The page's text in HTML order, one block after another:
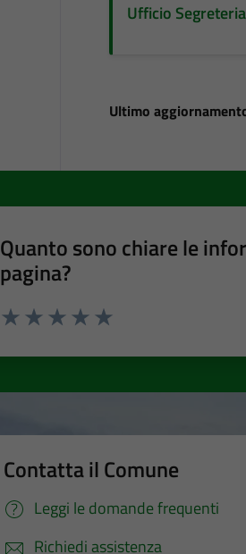
Ufficio Segreteria
Ultimo
Quanto sono chiare le
pagina?
Contatta il Comune
Leggi le domande frequenti
Richiedi assistenza